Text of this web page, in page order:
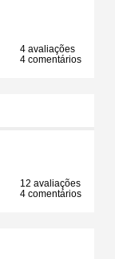
4 avaliações
4 comentários
12 avaliações
4 comentários